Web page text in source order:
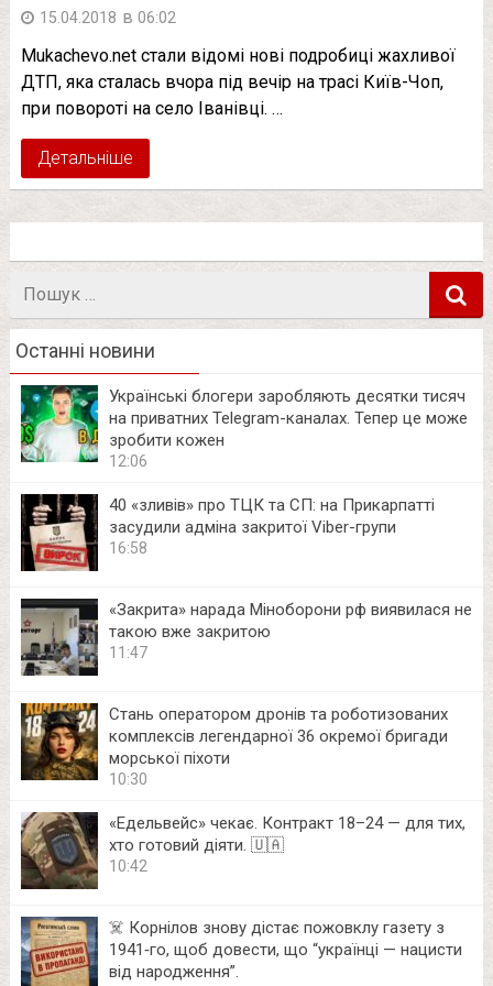
15.04.2018 в 06:02
Мukachevo.net стали відомі нові подробиці жахливої
ДТП, яка сталась вчора під вечір на трасі Київ-Чоп,
при повороті на село Іванівці. …
Детальніше
Пошук
Останні новини
Українські блогери заробляють десятки тисяч
на приватних Telegram-каналах. Тепер це може
зробити кожен
12:06
40 «зливів» про ТЦК та СП: на Прикарпатті
засудили адміна закритої Viber-групи
16:58
«Закрита» нарада Міноборони рф виявилася не
такою вже закритою
11:47
Стань оператором дронів та роботизованих
комплексів легендарної 36 окремої бригади
морської піхоти
10:30
«Едельвейс» чекає. Контракт 18–24 — для тих,
хто готовий діяти. 🇺🇦
10:42
☠️ Корнілов знову дістає пожовклу газету з
1941‑го, щоб довести, що “українці — нацисти
від народження”.